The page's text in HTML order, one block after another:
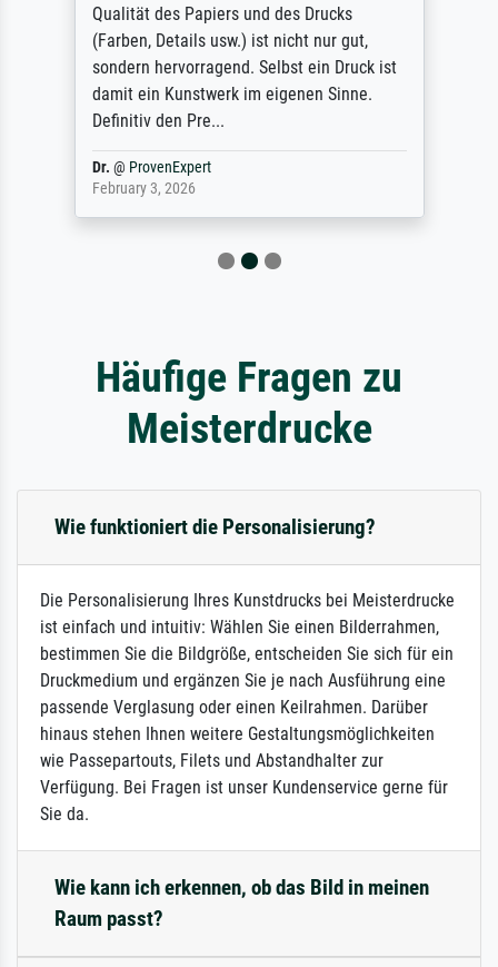
Qualität des Papiers und des Drucks
(Farben, Details usw.) ist nicht nur gut,
sondern hervorragend. Selbst ein Druck ist
damit ein Kunstwerk im eigenen Sinne.
Definitiv den Pre...
Dr. @ ProvenExpert
February 3, 2026
Häufige Fragen zu
Meisterdrucke
Wie funktioniert die Personalisierung?
Die Personalisierung Ihres Kunstdrucks bei Meisterdrucke
ist einfach und intuitiv: Wählen Sie einen Bilderrahmen,
bestimmen Sie die Bildgröße, entscheiden Sie sich für ein
Druckmedium und ergänzen Sie je nach Ausführung eine
passende Verglasung oder einen Keilrahmen. Darüber
hinaus stehen Ihnen weitere Gestaltungsmöglichkeiten
wie Passepartouts, Filets und Abstandhalter zur
Verfügung. Bei Fragen ist unser Kundenservice gerne für
Sie da.
Wie kann ich erkennen, ob das Bild in meinen
Raum passt?